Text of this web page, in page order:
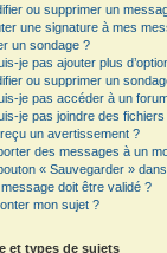
ou supprimer un
une signature à mes
un sondage ?
je pas ajouter plus
ou supprimer un
je pas accéder à un
je pas joindre des
un avertissement ?
des messages à un
« Sauvegarder »
doit être validé ?
mon sujet ?
et types de sujets